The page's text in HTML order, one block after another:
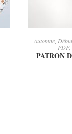
Automne
PDF,
PATRON